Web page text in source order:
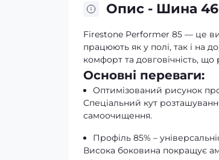
Опис - Шина
Firestone Performer 85 — це
працюють як у полі, так і на
комфорт та довговічність,
Основні переваги:
Оптимізований рисунок
Спеціальний кут
самоочищення.
Профіль 85% –
Висока боковина покращує